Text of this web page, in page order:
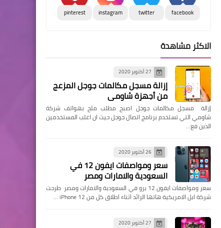
facebook
twitter
instagram
pinterest
الاكثر مشاهدة
27 أكتوبر 2020
إزالة مسجل مكالمات جوجل المزعج
من أجهزة شاومي
إزالة مسجل مكالمات جوجل اصبح مطلب ملح بهواتف شركة
شاومي التي تستخدم برنامج اتصال جوجل حيث ان اغلب المستخدمين
الذين فع…
26 أكتوبر 2020
سعر ومواصفات ايفون 12 في
السعودية والامارات ومصر
سعر ومواصفات ايفون 12 برو في السعودية والامارات ومصر طرحت
شركة ابل الامريكية هاتها الرائد اثناء اطلاق كل من iPhone 12 …
27 أكتوبر 2020